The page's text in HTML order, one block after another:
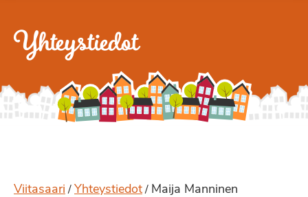
Yhteystiedot
Viitasaari / Yhteystiedot / Maija Manninen